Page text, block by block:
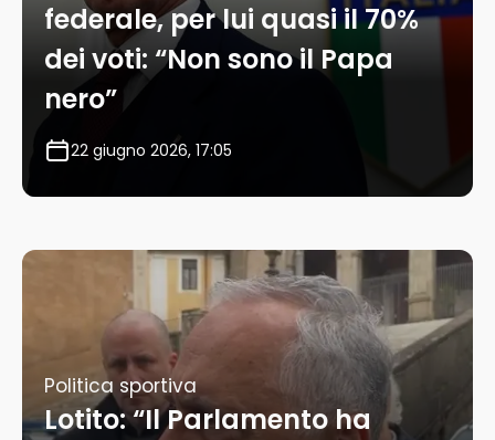
federale, per lui quasi il 70%
dei voti: “Non sono il Papa
nero”
22 giugno 2026, 17:05
Politica sportiva
Lotito: “Il Parlamento ha